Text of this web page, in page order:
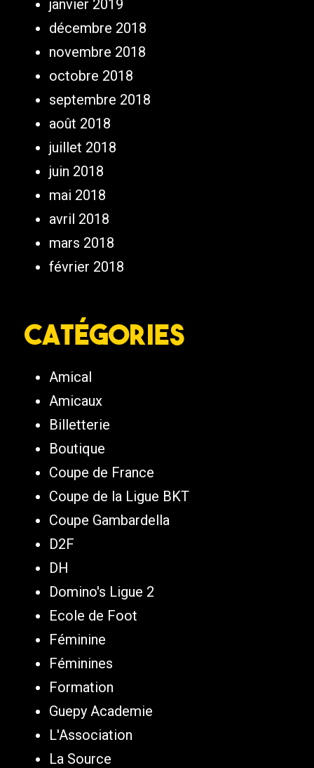
janvier 2019
décembre 2018
novembre 2018
octobre 2018
septembre 2018
août 2018
juillet 2018
juin 2018
mai 2018
avril 2018
mars 2018
février 2018
Catégories
Amical
Amicaux
Billetterie
Boutique
Coupe de France
Coupe de la Ligue BKT
Coupe Gambardella
D2F
DH
Domino's Ligue 2
Ecole de Foot
Féminine
Féminines
Formation
Guepy Academie
L'Association
La Source